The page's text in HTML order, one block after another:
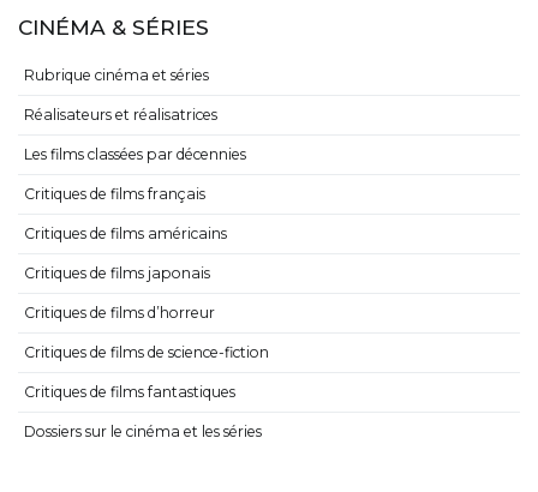
CINÉMA & SÉRIES
Rubrique cinéma et séries
Réalisateurs et réalisatrices
Les films classées par décennies
Critiques de films français
Critiques de films américains
Critiques de films japonais
Critiques de films d’horreur
Critiques de films de science-fiction
Critiques de films fantastiques
Dossiers sur le cinéma et les séries